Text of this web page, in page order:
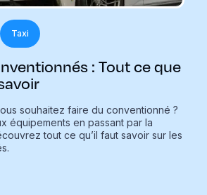
Taxi
: Tout ce que
souhaitez faire du conventionné ?
équipements en passant par la
tout ce qu’il faut savoir sur les